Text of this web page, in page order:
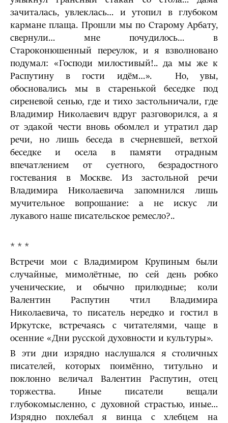
зачиталась, увлеклась… и утопил в глубоком
кармане плаща. Прошли мы по Старому Арбату,
свернули… мне почудилось… в
Староконюшенный переулок, и я взволновано
подумал: «Господи милостивый!.. да мы же к
Распутину в гости идём…». Но, увы,
обосновались мы в старенькой беседке под
сиреневой сенью, где и тихо застольничали, где
Владимир Николаевич вдруг разговорился, а я
от эдакой чести вновь обомлел и утратил дар
речи, но лишь беседа в счерневшей, ветхой
беседке и осела в памяти отрадным
впечатлением от суетного, безрадостного
гостевания в Москве. Из застольной речи
Владимира Николаевича запомнился лишь
мучительное вопрошание: а не искус ли
лукавого наше писательское ремесло?..
* * *
Встречи мои с Владимиром Крупиным были
случайные, мимолётные, по сей день робко
ученические, и обычно прилюдные; коли
Валентин Распутин чтил Владимира
Николаевича, то писатель нередко и гостил в
Иркутске, встречаясь с читателями, чаще в
осенние «Дни русской духовности и культуры».
В эти дни изрядно наслушался я столичных
писателей, которых поимённо, титульно и
поклонно величал Валентин Распутин, отец
торжества. Иные писатели вещали
глубокомысленно, с духовной страстью, иные…
Изрядно похлебал я винца с хлебцем на